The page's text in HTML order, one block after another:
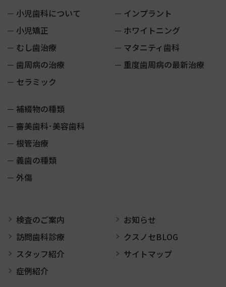
小児歯科について
小児矯正
むし歯治療
歯周病の治療
セラミック
インプラント
ホワイトニング
マタニティ歯科
重度歯周病の最新治療
補綴物の種類
審美歯科･美容歯科
根管治療
義歯の種類
外傷
検査のご案内
訪問歯科診療
スタッフ紹介
症例紹介
お知らせ
クスノセBLOG
サイトマップ